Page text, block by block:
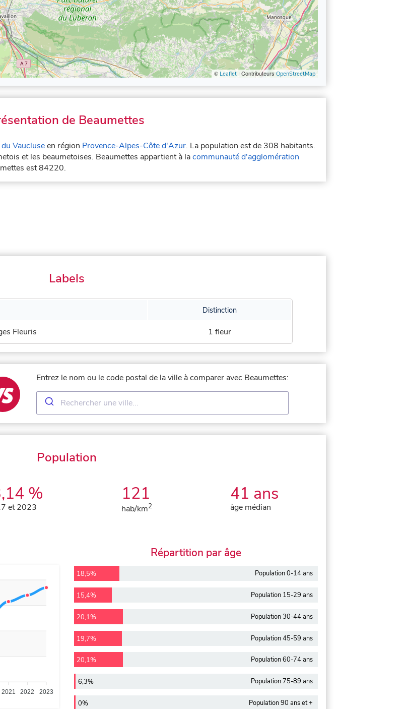
© Leaflet | Contributeurs OpenStreetMap
de Beaumettes
du Vaucluseen région Provence-Alpes-Côte d'Azur. La population est de 308 habitants.
et les beaumetoises. Beaumettes appartient à lacommunauté d'agglomération
est 84220.
Labels
Distinction
Fleuris 1 fleur
Entrez le nom ou le code postal de la ville à comparer avec Beaumettes:
Population
%
et 2023
121
hab/km2
41 ans
âge médian
2021 2022 2023
Répartition par âge
18,5% Population 0-14 ans
15,4% Population 15-29 ans
20,1% Population 30-44 ans
19,7% Population 45-59 ans
20,1% Population 60-74 ans
6,3% Population 75-89 ans
0% Population 90 ans et +